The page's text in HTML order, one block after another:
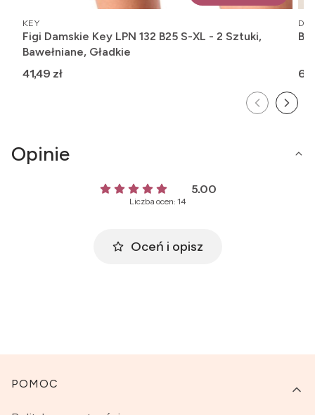
PRODUCENT
KEY
Figi Damskie Key LPN 132 B25 S-XL - 2 Sztuki,
Bawełniane, Gładkie
Cena
41,49 zł
DE
Opinie
5.00
Liczba ocen: 14
Oceń i opisz
Linki w stopce
POMOC